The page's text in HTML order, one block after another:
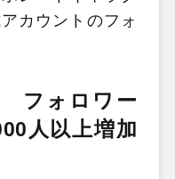
カウントのフォ
フォロワー
人以上増加